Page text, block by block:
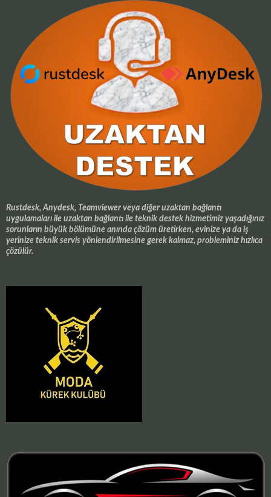
Rustdesk, Anydesk, Teamviewer veya diğer uzaktan bağlantı
uygulamaları ile uzaktan bağlantı ile teknik destek hizmetimiz yaşadığınız
sorunların büyük bölümüne anında çözüm üretirken, evinize ya da iş
yerinize teknik servis yönlendirilmesine gerek kalmaz, probleminiz hızlıca
çözülür.